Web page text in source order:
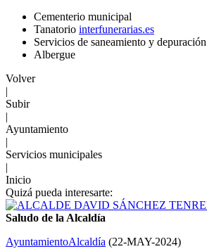
Cementerio municipal
Tanatorio interfunerarias.es
Servicios de saneamiento y depuración
Albergue
Volver
|
Subir
|
Ayuntamiento
|
Servicios municipales
|
Inicio
Quizá pueda interesarte:
Saludo de la Alcaldía
AyuntamientoAlcaldía (22-MAY-2024)